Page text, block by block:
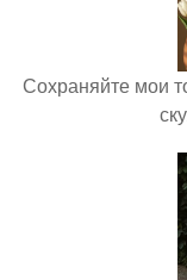
Сохраняйте мои